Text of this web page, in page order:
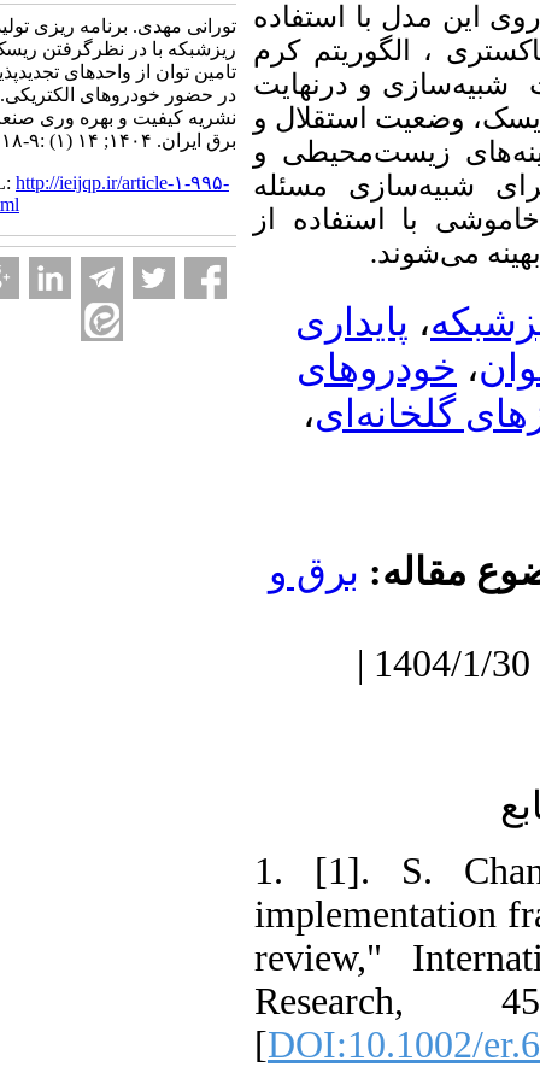
مدل با استفاده
، الگوریتم کرم
و درنهایت
وضعیت استقلال و
زیست‌محیطی و
شبیه‌سازی مسئله
با استفاده از
می‌شوند.
،پایداری
،خودروهای
گلخانه‌ای
مقاله:برق و
دریافت: 1403/2/8 | پذیرش: 1404/1/30 |
1. [1]. S.
review,"
[DOI:10.1002/
تورانی مهدی. برنامه ریزی تولید
ریزشبکه با در نظرگرفتن ریسک
تامین توان از واحدهای تجدیدپذیر
در حضور خودروهای الکتریکی.
نشریه کیفیت و بهره وری صنعت
برق ایران. ۱۴۰۴; ۱۴ (۱) :۹-۱۸
URL:http://ieijqp.ir/article-۱-۹۹۵-
fa.html